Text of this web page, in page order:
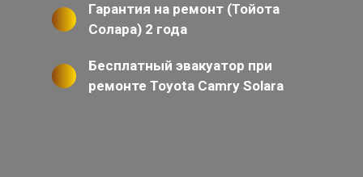
Гарантия на ремонт (Тойота
Солара) 2 года
Бесплатный эвакуатор при
ремонте Toyota Camry Solara